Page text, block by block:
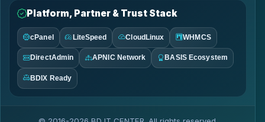
Platform, Partner & Trust Stack
cPanel LiteSpeed CloudLinux WHMCS
DirectAdmin APNIC Network BASIS Ecosystem
BDIX Ready